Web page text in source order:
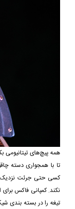
همه پیچ‌های تیتانیومی
تا با همجواری دسته
کسی حتی جرئت نزدیک
نکند. کمپانی فاکس برای
تیغه را در بسته بندی